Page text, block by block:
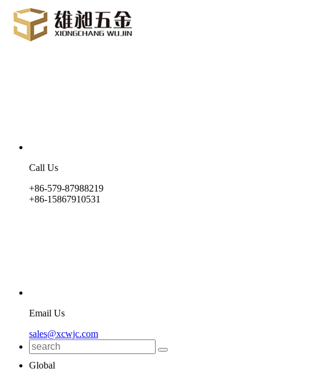
Call Us
+86-579-87988219
+86-15867910531
Email Us
sales@xcwjc.com
Global